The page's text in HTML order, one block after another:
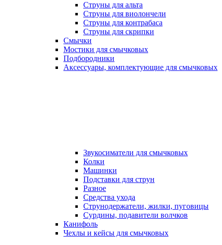
Струны для альта
Струны для виолончели
Струны для контрабаса
Струны для скрипки
Смычки
Мостики для смычковых
Подбородники
Аксеcсуары, комплектующие для смычковых
Звукосиматели для смычковых
Колки
Машинки
Подставки для струн
Разное
Средства ухода
Струнодержатели, жилки, пуговицы
Сурдины, подавители волчков
Канифоль
Чехлы и кейсы для смычковых